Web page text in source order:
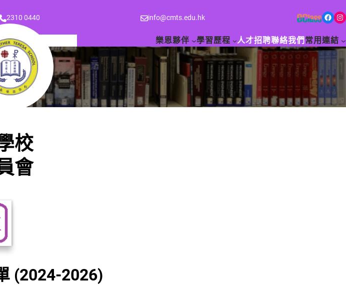
2310 0440 info@cmts.edu.hk Facebook Instagram
樂恩夥伴 學習歷程 人才招聘聯絡我們 常用連結
校
會
(2024-2026)